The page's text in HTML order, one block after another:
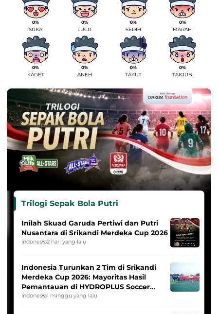
0%
SUKA
0%
LUCU
0%
SEDIH
0%
MARAH
0%
KAGET
0%
ANEH
0%
TAKUT
0%
TAKJUB
Trilogi Sepak Bola Putri
Inilah Skuad Garuda Pertiwi dan Putri
Nusantara di Srikandi Merdeka Cup 2026
Indonesia2 hari yang lalu
Indonesia Turunkan 2 Tim di Srikandi
Merdeka Cup 2026: Mayoritas Hasil
Pemantauan di HYDROPLUS Soccer
League
Indonesia1 minggu yang lalu